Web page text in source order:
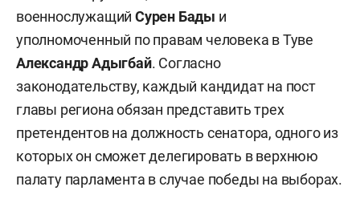
военнослужащийСурен Бады и
уполномоченный по правам человека в Туве
Александр Адыгбай. Согласно
законодательству, каждый кандидат на пост
главы региона обязан представить трех
претендентов на должность сенатора, одного из
которых он сможет делегировать в верхнюю
палату парламента в случае победы на выборах.